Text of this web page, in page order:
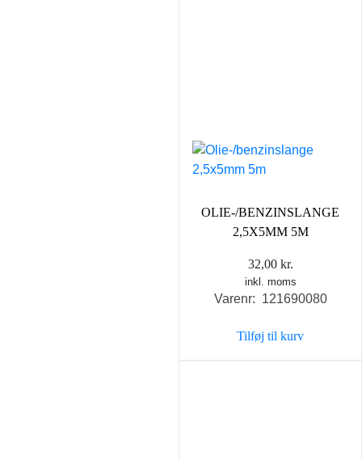
OLIE-/BENZINSLANGE
2,5X5MM 5M
32,00 kr.
inkl. moms
Varenr: 121690080
Tilføj til kurv